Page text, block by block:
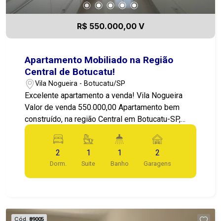
R$ 550.000,00 V
Apartamento Mobiliado na Região
Central de Botucatu!
Vila Nogueira - Botucatu/SP
Excelente apartamento a venda! Vila Nogueira
Valor de venda 550.000,00 Apartamento bem
construído, na região Central em Botucatu-SP,
uma região nobre muito procurada, perfeita para
quem busca conforto e qualidade de vida, O
imóvel conta com 2 dormitórios, sendo 1 suite,
banheiro social com gabinete, sala de
estar/jantar, cozinha com planejados, área de
carros Ótima construção Varanda Gourmet
2
Dorm.
1
Suite
1
Banho
2
Garagens
Cód. 89005